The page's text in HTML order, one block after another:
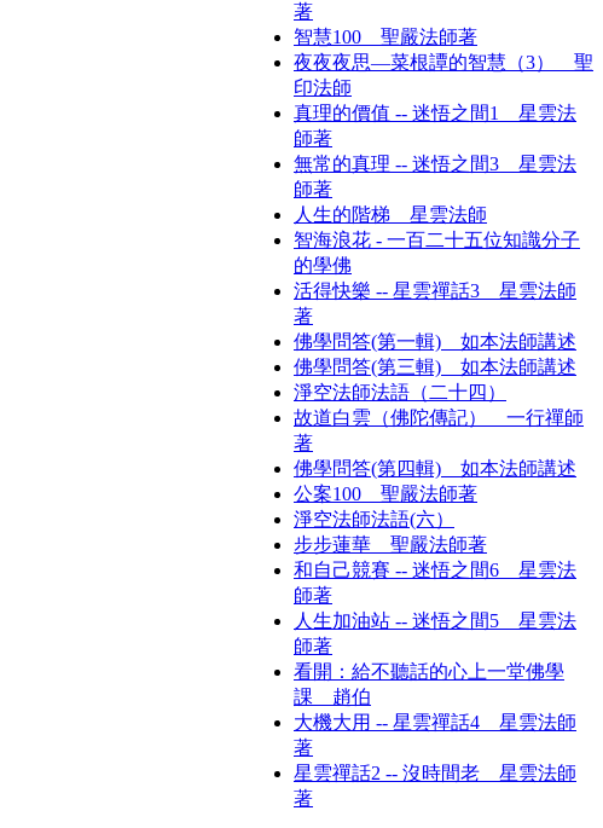
著
智慧100 聖嚴法師著
夜夜夜思—菜根譚的智慧（3） 聖
印法師
真理的價值 -- 迷悟之間1 星雲法
師著
無常的真理 -- 迷悟之間3 星雲法
師著
人生的階梯 星雲法師
智海浪花 - 一百二十五位知識分子
的學佛
活得快樂 -- 星雲禪話3 星雲法師
著
佛學問答(第一輯) 如本法師講述
佛學問答(第三輯) 如本法師講述
淨空法師法語（二十四）
故道白雲（佛陀傳記） 一行禪師
著
佛學問答(第四輯) 如本法師講述
公案100 聖嚴法師著
淨空法師法語(六）
步步蓮華 聖嚴法師著
和自己競賽 -- 迷悟之間6 星雲法
師著
人生加油站 -- 迷悟之間5 星雲法
師著
看開：給不聽話的心上一堂佛學
課 趙伯
大機大用 -- 星雲禪話4 星雲法師
著
星雲禪話2 -- 沒時間老 星雲法師
著